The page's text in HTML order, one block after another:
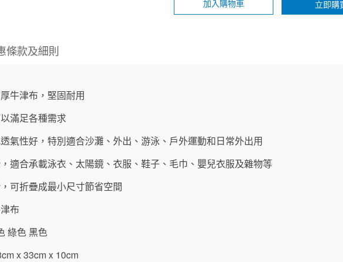
加入購物車 立即購
條款及細則
牛津布，堅固耐用
滿足各種需求
透氣性好，特別適合沙灘、外出、游泳、戶外運動和日常外出用
適合承載泳衣、太陽鏡、衣服、鞋子、毛巾、嬰兒衣服及雜物等
可折疊成最小尺寸節省空間
布
綠色 黑色
x 33cm x 10cm